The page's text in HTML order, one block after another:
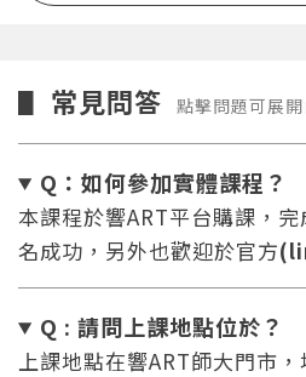
▋ 常見問答 點擊問題可展
Q：如何參加實體課程？
本課程於響ART平台購課，
名成功，另外也歡迎於官方
Q : 請問上課地點位於？
上課地點在響ART師大門市